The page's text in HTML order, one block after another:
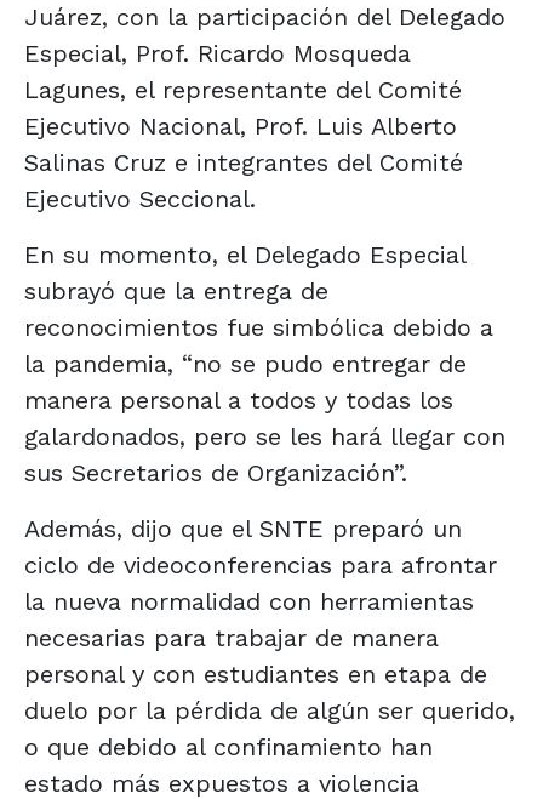
Juárez, con la participación del Delegado
Especial, Prof. Ricardo Mosqueda
Lagunes, el representante del Comité
Ejecutivo Nacional, Prof. Luis Alberto
Salinas Cruz e integrantes del Comité
Ejecutivo Seccional.
En su momento, el Delegado Especial
subrayó que la entrega de
reconocimientos fue simbólica debido a
la pandemia, “no se pudo entregar de
manera personal a todos y todas los
galardonados, pero se les hará llegar con
sus Secretarios de Organización”.
Además, dijo que el SNTE preparó un
ciclo de videoconferencias para afrontar
la nueva normalidad con herramientas
necesarias para trabajar de manera
personal y con estudiantes en etapa de
duelo por la pérdida de algún ser querido,
o que debido al confinamiento han
estado más expuestos a violencia